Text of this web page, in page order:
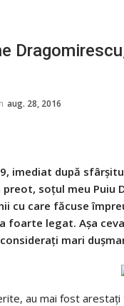
aug. 28, 2016
imediat după
preot, soțul meu
cu care făcuse
foarte legat. Așa
mari
au mai fost